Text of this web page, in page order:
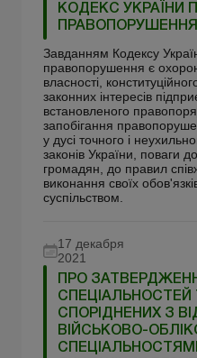
КОДЕКС УКРАЇНИ
ПРАВОПОРУШЕННЯ
Завданням Кодексу
правопорушення є
власності,
законних інтересів
встановленого
запобігання
у дусі точного і
законів України, поваги
громадян, до правил
виконання своїх
суспільством.
17 декабря
2021
ПРО
СПЕЦІАЛЬНОСТЕЙ
СПОРІДНЕНИХ З
ВІЙСЬКОВО-